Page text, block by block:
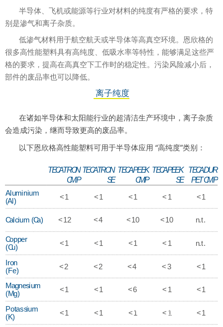
半导体、飞机或能源等行业对材料的纯度有严格的要求，特
别是渗气和离子杂质。
低渗气材料用于航空航天或半导体等高真空环境。恩欣格的
很多高性能塑料具有高纯度、低吸水率等特性，能够满足这些严
格的要求，提高在高真空下工作时的稳定性。污染风险减小后，
部件的废品率也可以降低。
离子纯度
在诸如半导体和太阳能行业的超清洁生产环境中，离子杂质
会造成污染，继而导致更高的废品率。
以下恩欣格高性能塑料可用于半导体应用 “高纯度”类别：